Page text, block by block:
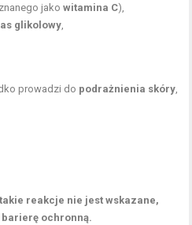
jakowitamina C),
glikolowy
prowadzi do podrażnienia skóry
reakcje nie jest wskazane,
barierę ochronną.